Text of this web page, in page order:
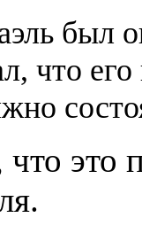
был
что
это